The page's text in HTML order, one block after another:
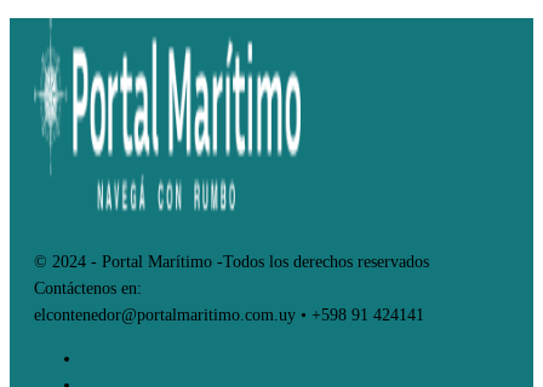
© 2024 - Portal Marítimo -Todos los derechos reservados
Contáctenos en:
elcontenedor@portalmaritimo.com.uy • +598 91 424141